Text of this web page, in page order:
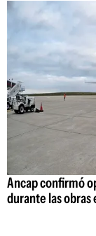
Ancap confirmó
durante las obras